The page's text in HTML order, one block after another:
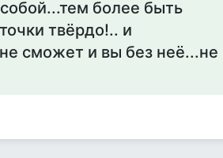
более быть
твёрдо!.. и
сможет и вы без неё...не